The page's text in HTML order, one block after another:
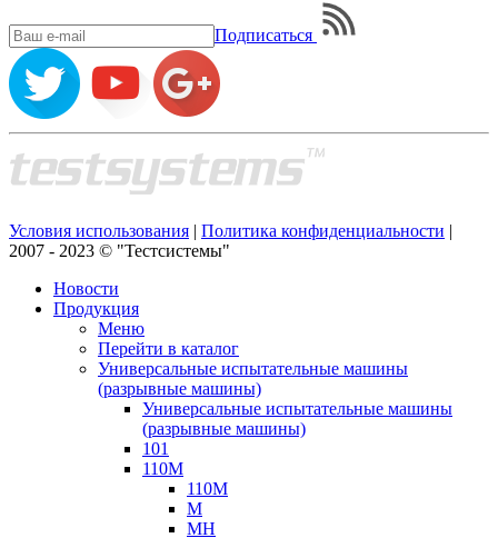
Подписаться
Условия использования | Политика конфиденциальности |
2007 - 2023 © "Тестсистемы"
Новости
Продукция
Меню
Перейти в каталог
Универсальные испытательные машины
(разрывные машины)
Универсальные испытательные машины
(разрывные машины)
101
110М
110М
М
МН